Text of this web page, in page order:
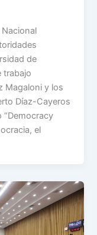
de
trabajo
Magaloni y los
Díaz-Cayeros
el